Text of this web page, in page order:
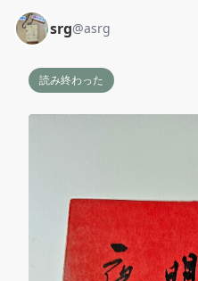
srg@asrg
読み終わった